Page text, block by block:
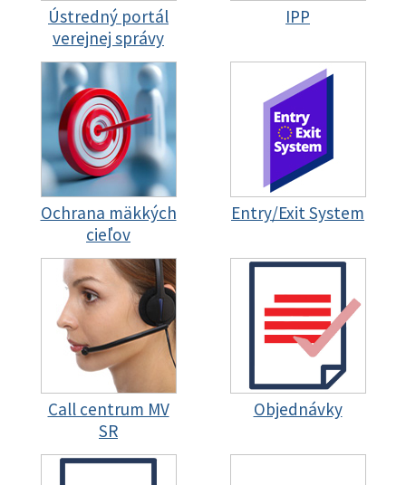
Ústredný portál
verejnej správy
IPP
Ochrana mäkkých
cieľov
Entry/Exit System
Call centrum MV
SR
Objednávky